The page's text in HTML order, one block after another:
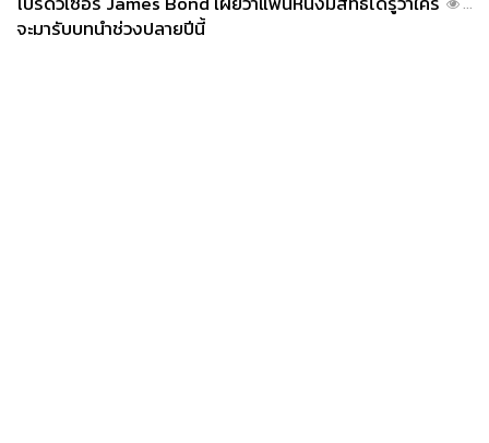
จะมารับบทนำช่วงปลายปีนี้
...